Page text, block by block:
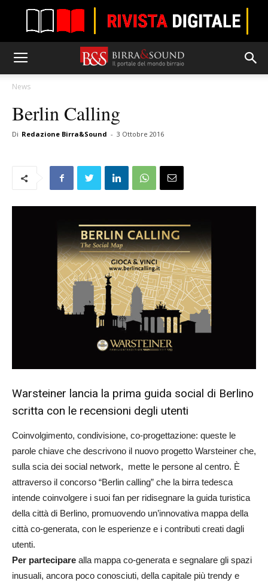
News
Berlin Calling
Di Redazione Birra&Sound - 3 Ottobre 2016
Warsteiner lancia la prima guida social di Berlino
scritta con le recensioni degli utenti
Coinvolgimento, condivisione, co-progettazione: queste le
parole chiave che descrivono il nuovo progetto Warsteiner che,
sulla scia dei social network, mette le persone al centro. È
attraverso il concorso “Berlin calling” che la birra tedesca
intende coinvolgere i suoi fan per ridisegnare la guida turistica
della città di Berlino, promuovendo un’innovativa mappa della
città co-generata, con le esperienze e i contributi creati dagli
utenti.
Per partecipare alla mappa co-generata e segnalare gli spazi
inusuali, ancora poco conosciuti, della capitale più trendy e